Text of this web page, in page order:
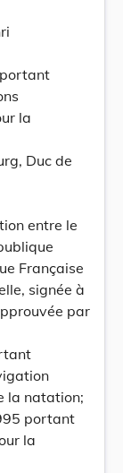
la
Duc de
entre le
Française
signée à
par
la natation;
portant
la